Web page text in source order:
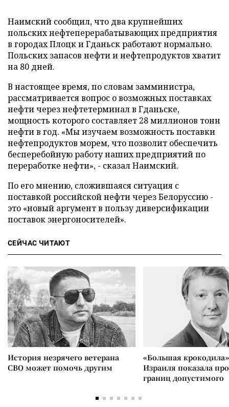
Наимский сообщил, что два крупнейших
польских нефтеперерабатывающих предприятия
в городах Плоцк и Гданьск работают нормально.
Польских запасов нефти и нефтепродуктов хватит
на 80 дней.
В настоящее время, по словам замминистра,
рассматривается вопрос о возможных поставках
нефти через нефтетерминал в Гданьске,
мощность которого составляет 28 миллионов тонн
нефти в год. «Мы изучаем возможность поставки
нефтепродуктов морем, что позволит обеспечить
бесперебойную работу наших предприятий по
переработке нефти», - сказал Наимский.
По его мнению, сложившаяся ситуация с
поставкой российской нефти через Белоруссию -
это «новый аргумент в пользу диверсификации
поставок энергоносителей».
СЕЙЧАС ЧИТАЮТ
История незрячего ветерана
СВО может помочь другим
«Большая
Израиля показала
границ допустимого